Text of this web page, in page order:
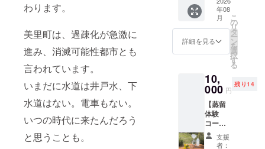
わります。
美里町は、過疎化が急激に
進み、消滅可能性都市とも
言われています。
いまだに水道は井戸水、下
水道はない。電車もない。
いつの時代に来たんだろう
と思うことも。
（ラン
ダムに3
種類）
・素材
塩ビ
型シー
ル ・サ
イズ デ
ザイン
により
異なり
ます
が、縦
しっか
りと香
りを閉
じ込め
るよう
封を開
けた瞬
間に広
がる、
やさし
く豊か
な香
り。 忙
提供し
ます（1
名/１時
間の体
験） 当
社農園
た新鮮
なハー
ブを、
オー
ナーの
案内で
摘み取
り、そ
年08
月
詳細を見る
こ
の
リ
タ
ー
ン
を
選
択
す
る
10,
000 円
残り14
【蒸留
体験
コース
（1名様
分）】
支援
者：